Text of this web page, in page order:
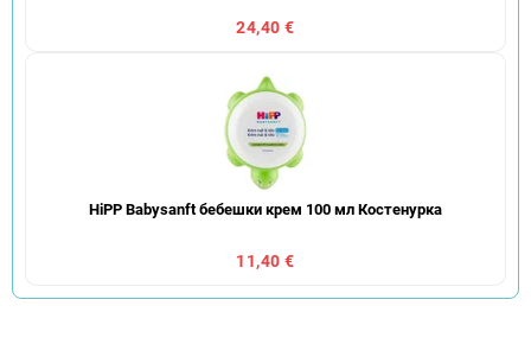
24,40 €
HiPP Babysanft бебешки крем 100 мл Костенурка
11,40 €